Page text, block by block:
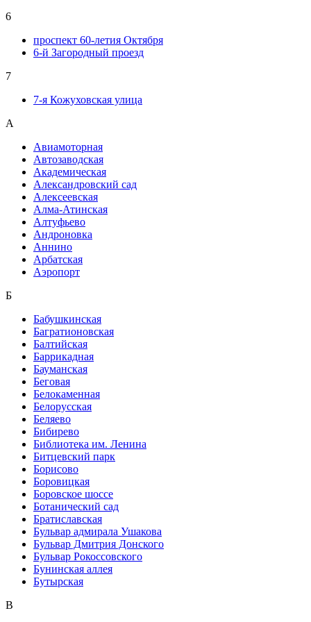
6
проспект 60-летия Октября
6-й Загородный проезд
7
7-я Кожуховская улица
А
Авиамоторная
Автозаводская
Академическая
Александровский сад
Алексеевская
Алма-Атинская
Алтуфьево
Андроновка
Аннино
Арбатская
Аэропорт
Б
Бабушкинская
Багратионовская
Балтийская
Баррикадная
Бауманская
Беговая
Белокаменная
Белорусская
Беляево
Бибирево
Библиотека им. Ленина
Битцевский парк
Борисово
Боровицкая
Боровское шоссе
Ботанический сад
Братиславская
Бульвар адмирала Ушакова
Бульвар Дмитрия Донского
Бульвар Рокоссовского
Бунинская аллея
Бутырская
В